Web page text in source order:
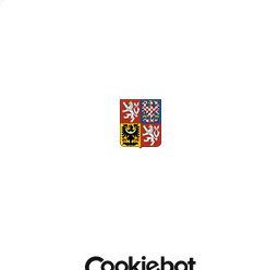
ZVOLTE SI OBLAST: